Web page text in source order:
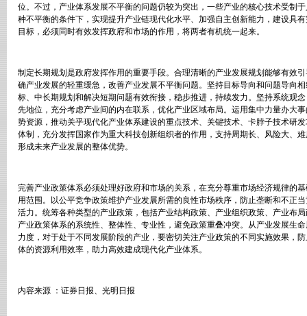
位。不过，产业体系发展不平衡的问题仍较为突出，一些产业的核心技术受制
种不平衡的条件下，实现提升产业链现代化水平、加强自主创新能力，建设具
目标，必须同时有效发挥政府和市场的作用，将两者有机统一起来。
制定长期规划是政府发挥作用的重要手段。合理清晰的产业发展规划能够有效
确产业发展的轻重缓急，改善产业发展不平衡问题。坚持目标导向和问题导向
标、中长期规划和解决短期问题有效衔接，稳步推进，持续发力。坚持系统观
先地位，充分考虑产业间的内在联系，优化产业区域布局。运用集中力量办大
势资源，推动关乎现代化产业体系建设的重点技术、关键技术、卡脖子技术研
体制，充分发挥国家作为重大科技创新组织者的作用，支持周期长、风险大、
形成未来产业发展的整体优势。
完善产业政策体系必须处理好政府和市场的关系，在充分尊重市场经济规律的
用范围。以公平竞争政策维护产业发展所需的良性市场秩序，防止垄断和不正
活力。统筹各种类型的产业政策，包括产业结构政策、产业组织政策、产业布
产业政策体系的系统性、整体性、专业性，避免政策重叠冲突。从产业发展生
力度，对于处于不同发展阶段的产业，要密切关注产业政策的不同实施效果，
体的资源利用效率，助力高效建成现代化产业体系。
内容来源 ：证券日报、光明日报